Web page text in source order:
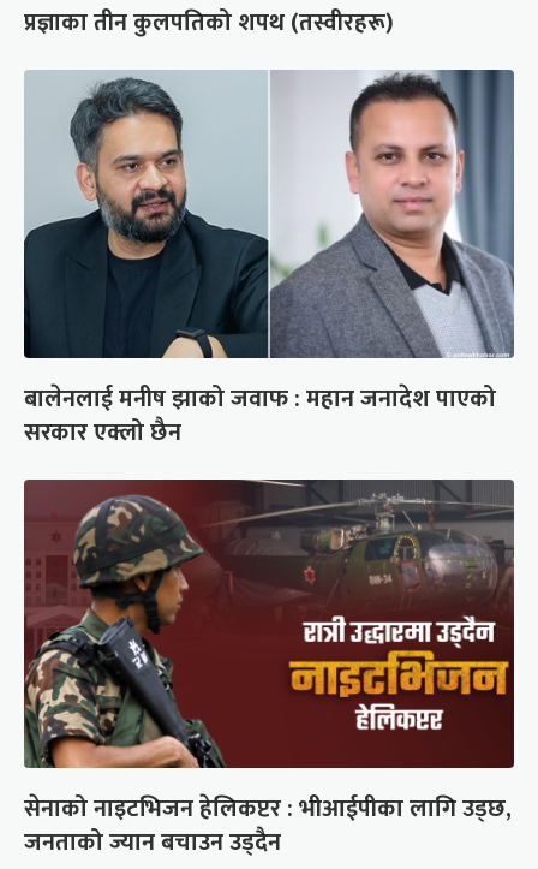
प्रज्ञाका तीन कुलपतिको शपथ (तस्वीरहरू)
बालेनलाई मनीष झाको जवाफ : महान जनादेश पाएको
सरकार एक्लो छैन
सेनाको नाइटभिजन हेलिकप्टर : भीआईपीका लागि उड्छ,
जनताको ज्यान बचाउन उड्दैन